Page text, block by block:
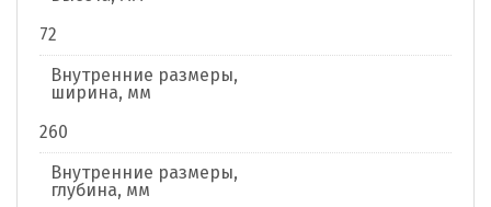
72
Внутренние размеры,
ширина, мм
260
Внутренние размеры,
глубина, мм